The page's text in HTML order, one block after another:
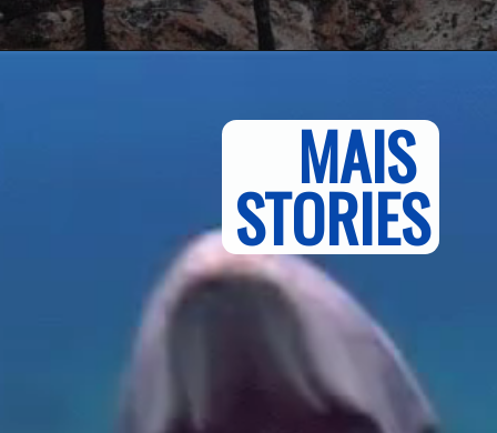
MAIS
STORIES